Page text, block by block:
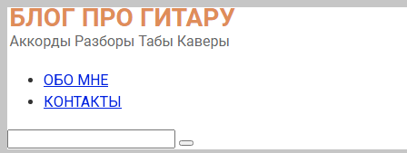
Перейти
к
ОБО МНЕ
КОНТАКТЫ